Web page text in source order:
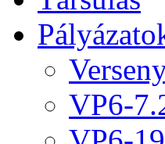
VP6-